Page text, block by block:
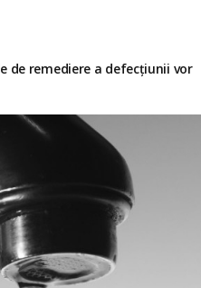
de remediere a defecțiunii vor